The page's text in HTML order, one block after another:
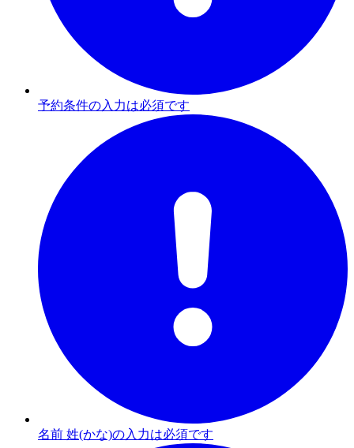
予約条件の入力は必須です
名前 姓(かな)の入力は必須です